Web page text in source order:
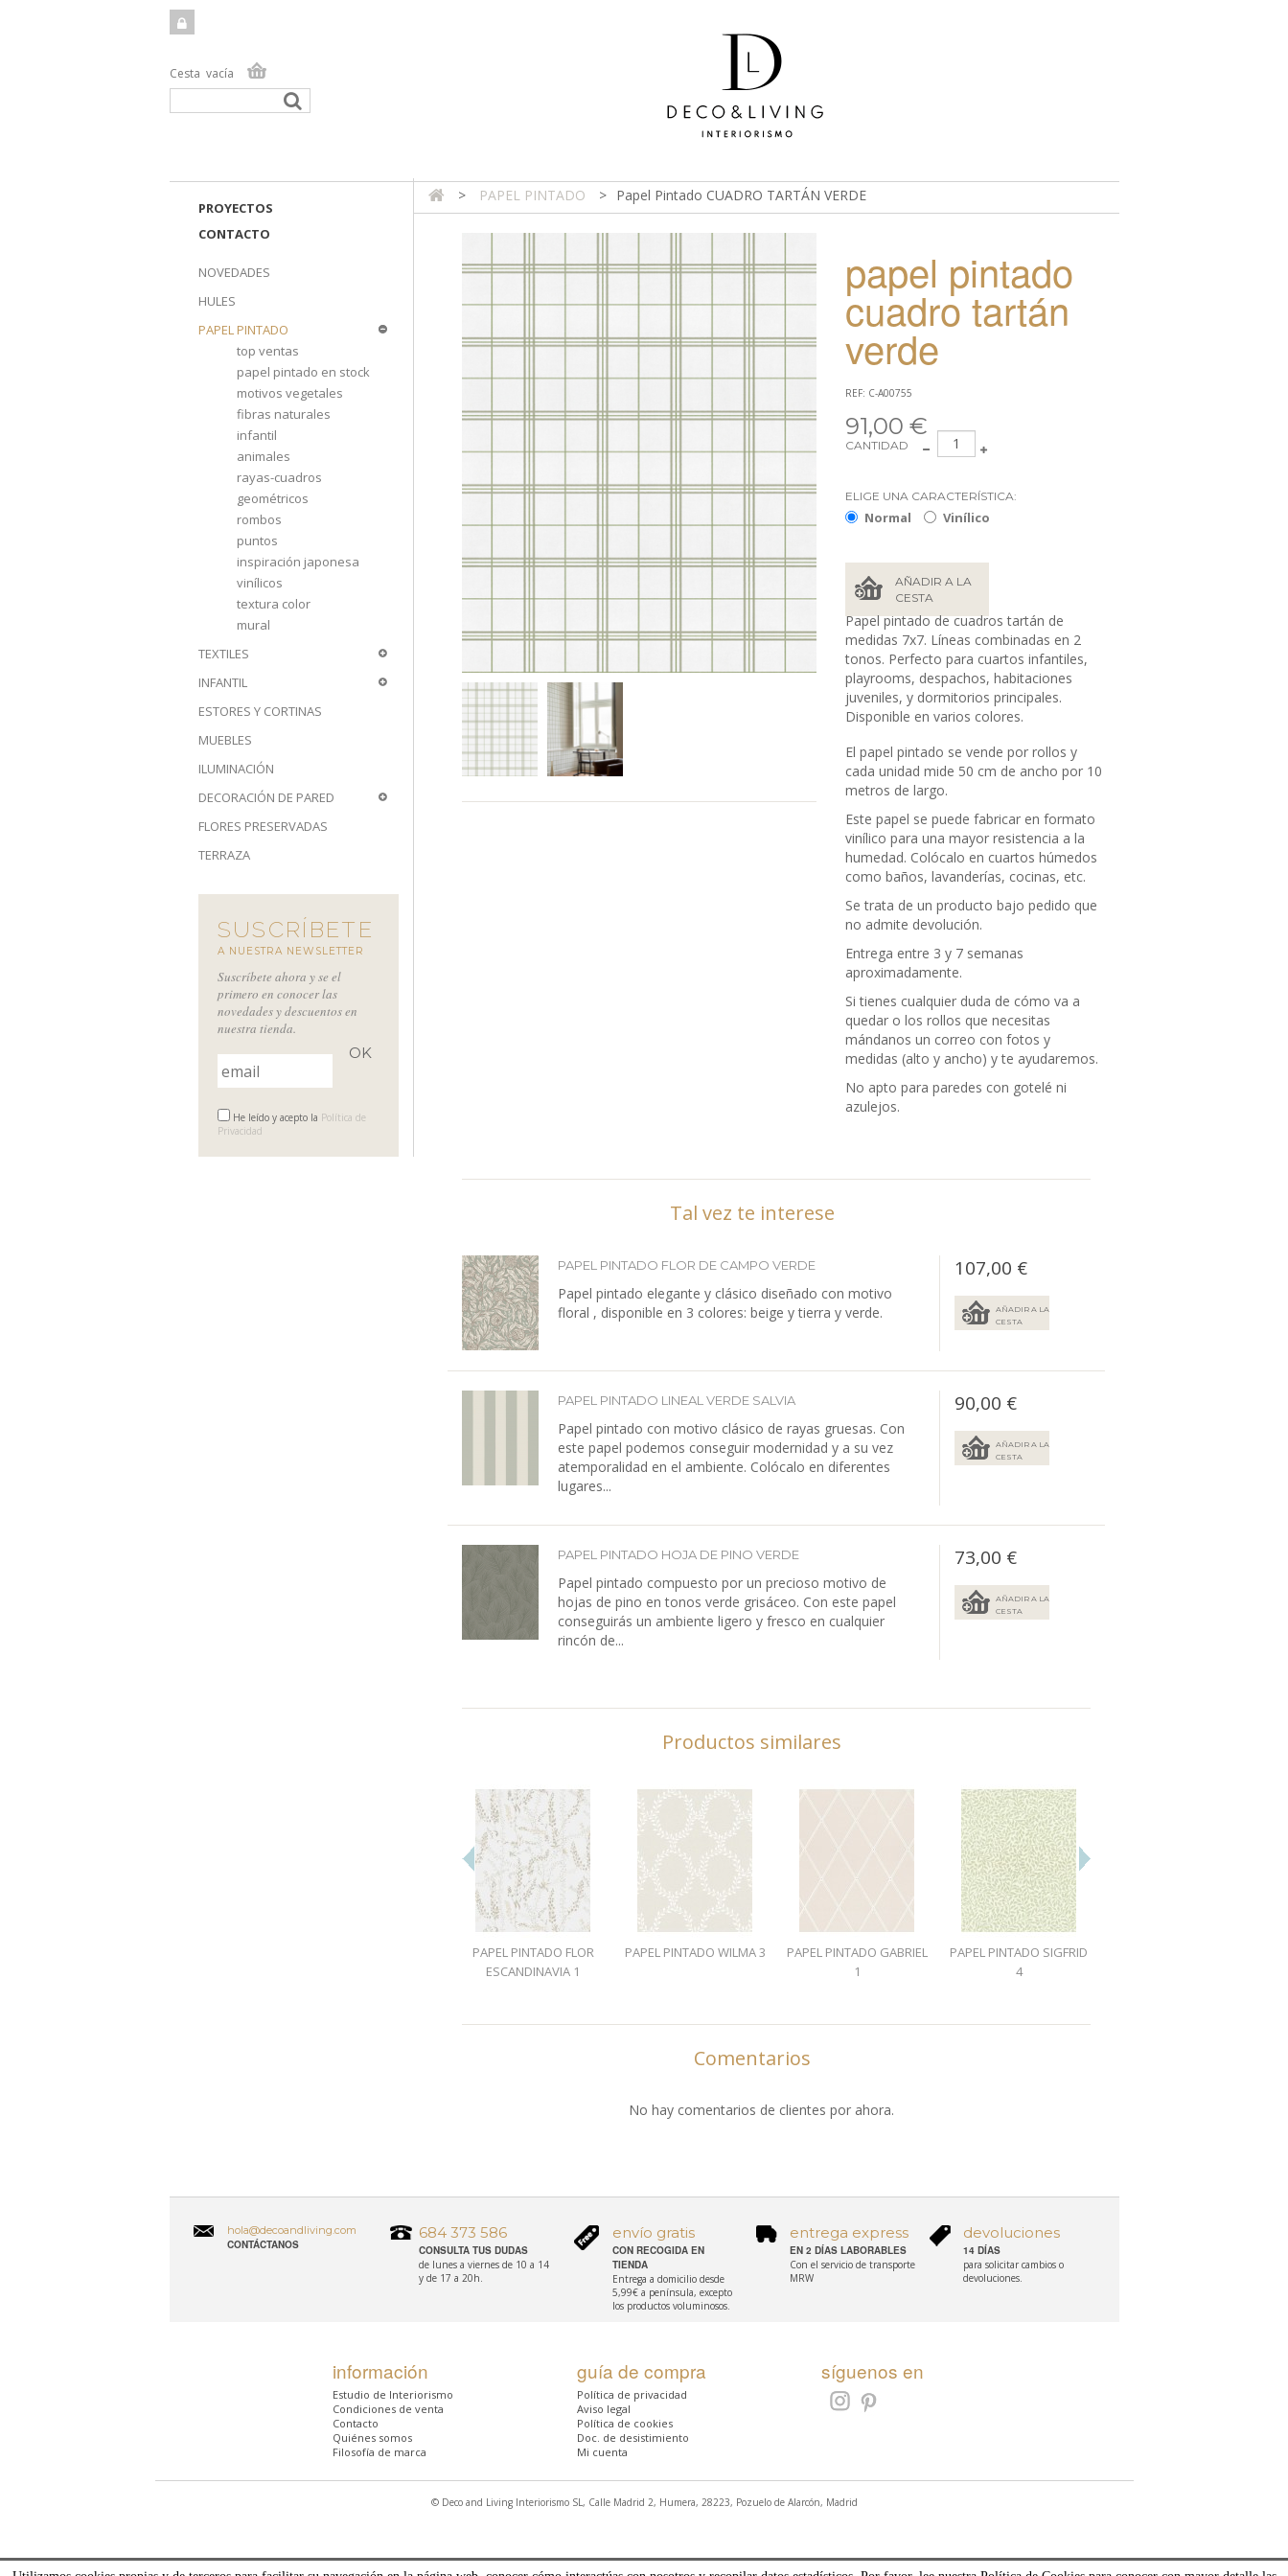
Cesta vacía
TIENDA ONLINE TIENDA FÍSICA PROYECTOS CONTACTO
PROYECTOS
CONTACTO
NOVEDADES
HULES
PAPEL PINTADO
top ventas
papel pintado en stock
motivos vegetales
fibras naturales
infantil
animales
rayas-cuadros
geométricos
rombos
puntos
inspiración japonesa
vinílicos
textura color
mural
TEXTILES
INFANTIL
ESTORES Y CORTINAS
MUEBLES
ILUMINACIÓN
DECORACIÓN DE PARED
FLORES PRESERVADAS
TERRAZA
SUSCRÍBETE
A NUESTRA NEWSLETTER
Suscríbete ahora y se el
primero en conocer las
novedades y descuentos en
nuestra tienda.
He leído y acepto la Política de
Privacidad
> PAPEL PINTADO > Papel Pintado CUADRO TARTÁN VERDE
papel pintado
cuadro tartán
verde
REF: C-A00755
91,00 €
CANTIDAD
ELIGE UNA CARACTERÍSTICA:
Normal Vinílico
AÑADIR A LA
CESTA
Papel pintado de cuadros tartán de
medidas 7x7. Líneas combinadas en 2
tonos. Perfecto para cuartos infantiles,
playrooms, despachos, habitaciones
juveniles, y dormitorios principales.
Disponible en varios colores.
El papel pintado se vende por rollos y
cada unidad mide 50 cm de ancho por 10
metros de largo.
Este papel se puede fabricar en formato
vinílico para una mayor resistencia a la
humedad. Colócalo en cuartos húmedos
como baños, lavanderías, cocinas, etc.
Se trata de un producto bajo pedido que
no admite devolución.
Entrega entre 3 y 7 semanas
aproximadamente.
Si tienes cualquier duda de cómo va a
quedar o los rollos que necesitas
mándanos un correo con fotos y
medidas (alto y ancho) y te ayudaremos.
No apto para paredes con gotelé ni
azulejos.
Tal vez te interese
PAPEL PINTADO FLOR DE CAMPO VERDE
Papel pintado elegante y clásico diseñado con motivo
floral , disponible en 3 colores: beige y tierra y verde.
107,00 €
AÑADIR A LA
CESTA
PAPEL PINTADO LINEAL VERDE SALVIA
Papel pintado con motivo clásico de rayas gruesas. Con
este papel podemos conseguir modernidad y a su vez
atemporalidad en el ambiente. Colócalo en diferentes
lugares...
90,00 €
AÑADIR A LA
CESTA
PAPEL PINTADO HOJA DE PINO VERDE
Papel pintado compuesto por un precioso motivo de
hojas de pino en tonos verde grisáceo. Con este papel
conseguirás un ambiente ligero y fresco en cualquier
rincón de...
73,00 €
AÑADIR A LA
CESTA
Productos similares
PAPEL PINTADO FLOR
ESCANDINAVIA 1
PAPEL PINTADO WILMA 3
PAPEL PINTADO GABRIEL
1
PAPEL PINTADO SIGFRID
4
Comentarios
No hay comentarios de clientes por ahora.
hola@decoandliving.com
CONTÁCTANOS
684 373 586
CONSULTA TUS DUDAS
de lunes a viernes de 10 a 14
y de 17 a 20h.
envío gratis
CON RECOGIDA EN
TIENDA
Entrega a domicilio desde
5,99€ a península, excepto
los productos voluminosos.
entrega express
EN 2 DÍAS LABORABLES
Con el servicio de transporte
MRW
devoluciones
14 DÍAS
para solicitar cambios o
devoluciones.
información
Estudio de Interiorismo
Condiciones de venta
Contacto
Quiénes somos
Filosofía de marca
guía de compra
Política de privacidad
Aviso legal
Política de cookies
Doc. de desistimiento
Mi cuenta
síguenos en
© Deco and Living Interiorismo SL, Calle Madrid 2, Humera, 28223, Pozuelo de Alarcón, Madrid